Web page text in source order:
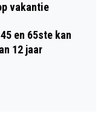
vakantie
en 65ste kan
12 jaar